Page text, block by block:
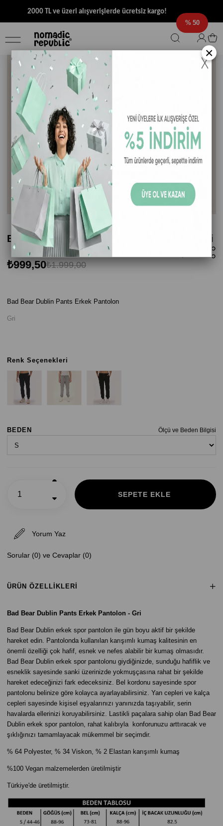
2000 TL ve üzeri alışverişlerde ücretsiz kargo!
50
Bad Bear Dublin Pants Erkek Pantolon - Gri
₺1.999,00
₺999,50
Bad Bear Dublin Pants Erkek Pantolon
Gri
Renk Seçenekleri
Ölçü ve Beden Bilgisi
BEDEN
Yorum Yaz
Sorular (0) ve Cevaplar (0)
ÜRÜN ÖZELLIKLERI
Bad Bear Dublin Pants Erkek Pantolon - Gri
Bad Bear Dublin erkek spor pantolon ile gün boyu aktif bir şekilde
hareket edin. Pantolonda kullanılan karışımlı kumaş kalitesinin en
önemli özelliği çok hafif, esnek ve nefes alabilir bir kumaş olmasıdır.
Bad Bear Dublin erkek spor pantolonu giydiğinizde, sunduğu hafiflik ve
esneklik sayesinde sanki üzerinizde yokmuşçasına rahat bir şekilde
hareket edeceğinizi fark edeceksiniz. Bel kordonu sayesinde spor
pantolonu belinize göre kolayca ayarlayabilirsiniz. Yan cepleri ve kalça
cepleri sayesinde kişisel eşyalarınızı yanınızda taşıyabilir, serin
havalarda ellerinizi koruyabilirsiniz. Lastikli paçalara sahip olan Bad Bear
Dublin erkek spor pantolon, rahat kalıbıyla konforunuzu arttıracak ve
şıklığınızı tamamlayacak mükemmel bir seçimdir.
% 64 Polyester, % 34 Viskon, % 2 Elastan karışımlı kumaş
%100 Vegan malzemelerden üretilmiştir
Türkiye'de üretilmiştir.
×